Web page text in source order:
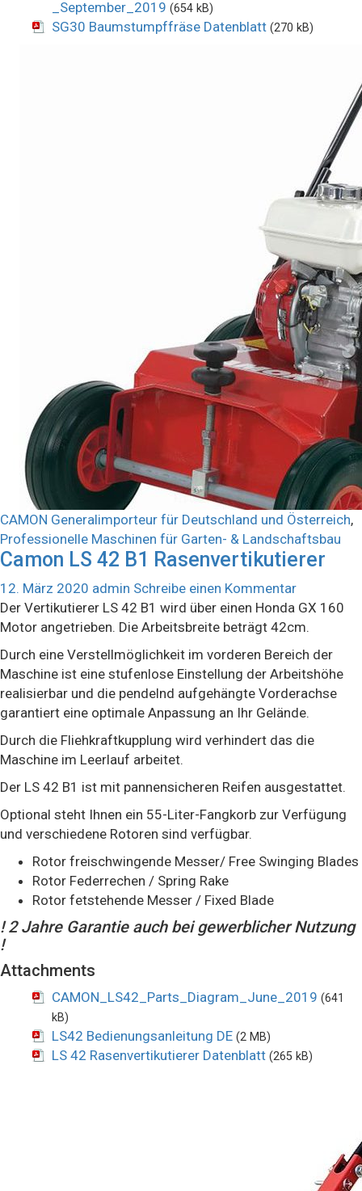
_September_2019 (654 kB)
SG30 Baumstumpffräse Datenblatt (270 kB)
CAMON Generalimporteur für Deutschland und Österreich,
Professionelle Maschinen für Garten- & Landschaftsbau
Camon LS 42 B1 Rasenvertikutierer
12. März 2020 admin Schreibe einen Kommentar
Der Vertikutierer LS 42 B1 wird über einen Honda GX 160
Motor angetrieben. Die Arbeitsbreite beträgt 42cm.
Durch eine Verstellmöglichkeit im vorderen Bereich der
Maschine ist eine stufenlose Einstellung der Arbeitshöhe
realisierbar und die pendelnd aufgehängte Vorderachse
garantiert eine optimale Anpassung an Ihr Gelände.
Durch die Fliehkraftkupplung wird verhindert das die
Maschine im Leerlauf arbeitet.
Der LS 42 B1 ist mit pannensicheren Reifen ausgestattet.
Optional steht Ihnen ein 55-Liter-Fangkorb zur Verfügung
und verschiedene Rotoren sind verfügbar.
Rotor freischwingende Messer/ Free Swinging Blades
Rotor Federrechen / Spring Rake
Rotor fetstehende Messer / Fixed Blade
! 2 Jahre Garantie auch bei gewerblicher Nutzung
!
Attachments
CAMON_LS42_Parts_Diagram_June_2019 (641
kB)
LS42 Bedienungsanleitung DE (2 MB)
LS 42 Rasenvertikutierer Datenblatt (265 kB)